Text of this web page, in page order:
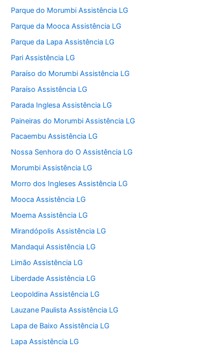
Parque do Morumbi Assistência LG
Parque da Mooca Assistência LG
Parque da Lapa Assistência LG
Pari Assistência LG
Paraíso do Morumbi Assistência LG
Paraíso Assistência LG
Parada Inglesa Assistência LG
Paineiras do Morumbi Assistência LG
Pacaembu Assistência LG
Nossa Senhora do O Assistência LG
Morumbi Assistência LG
Morro dos Ingleses Assistência LG
Mooca Assistência LG
Moema Assistência LG
Mirandópolis Assistência LG
Mandaqui Assistência LG
Limão Assistência LG
Liberdade Assistência LG
Leopoldina Assistência LG
Lauzane Paulista Assistência LG
Lapa de Baixo Assistência LG
Lapa Assistência LG